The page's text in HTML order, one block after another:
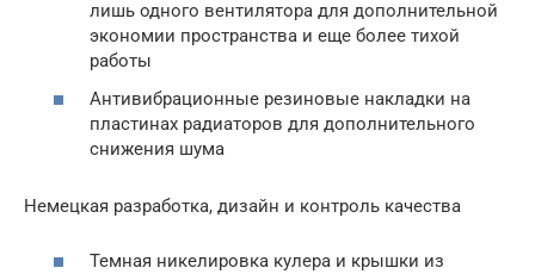
лишь одного вентилятора для дополнительной
экономии пространства и еще более тихой
работы
Антивибрационные резиновые накладки на
пластинах радиаторов для дополнительного
снижения шума
Немецкая разработка, дизайн и контроль качества
Темная никелировка кулера и крышки из